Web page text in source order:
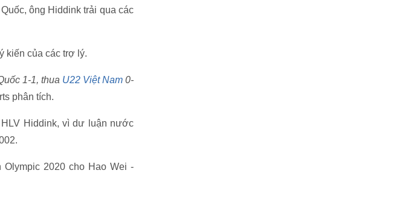
ông Hiddink trải qua các
kiến của các trợ lý.
1-1, thua U22 Việt Nam0-
phân tích.
Hiddink, vì dư luận nước
2020 cho Hao Wei -